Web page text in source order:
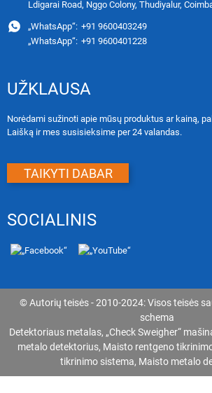
Ldigarai Road, Nggo Colony, Thudiyalur,
„WhatsApp“: +91 9600403249
„WhatsApp“: +91 9600401228
UŽKLAUSA
Norėdami sužinoti apie mūsų produktus ar kainą,
Laišką ir mes susisieksime per 24 valandas.
TAIKYTI DABAR
SOCIALINIS
© Autorių teisės - 2010-2024: Visos teisės
schema
Detektoriaus metalas, „Check Sweigher“
metalo detektorius, Maisto rentgeno
tikrinimo sistema, Maisto metalo